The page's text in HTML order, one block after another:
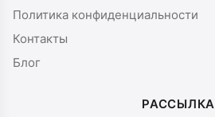
Политика конфиденциальности
Контакты
Блог
РАССЫЛКА